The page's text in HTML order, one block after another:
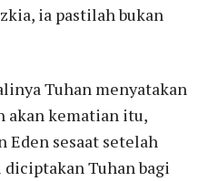
ia pastilah bukan
Tuhan menyatakan
akan kematian itu,
Eden sesaat setelah
diciptakan Tuhan bagi